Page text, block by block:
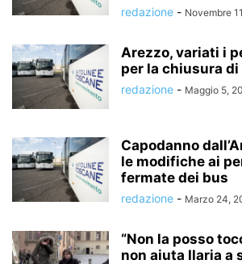
redazione - Novembre
Arezzo, variati i
per la chiusura di
redazione - Maggio 5,
Capodanno
le modifiche ai
fermate dei bus
redazione - Marzo 24,
“Non la posso
non aiuta Ilaria a